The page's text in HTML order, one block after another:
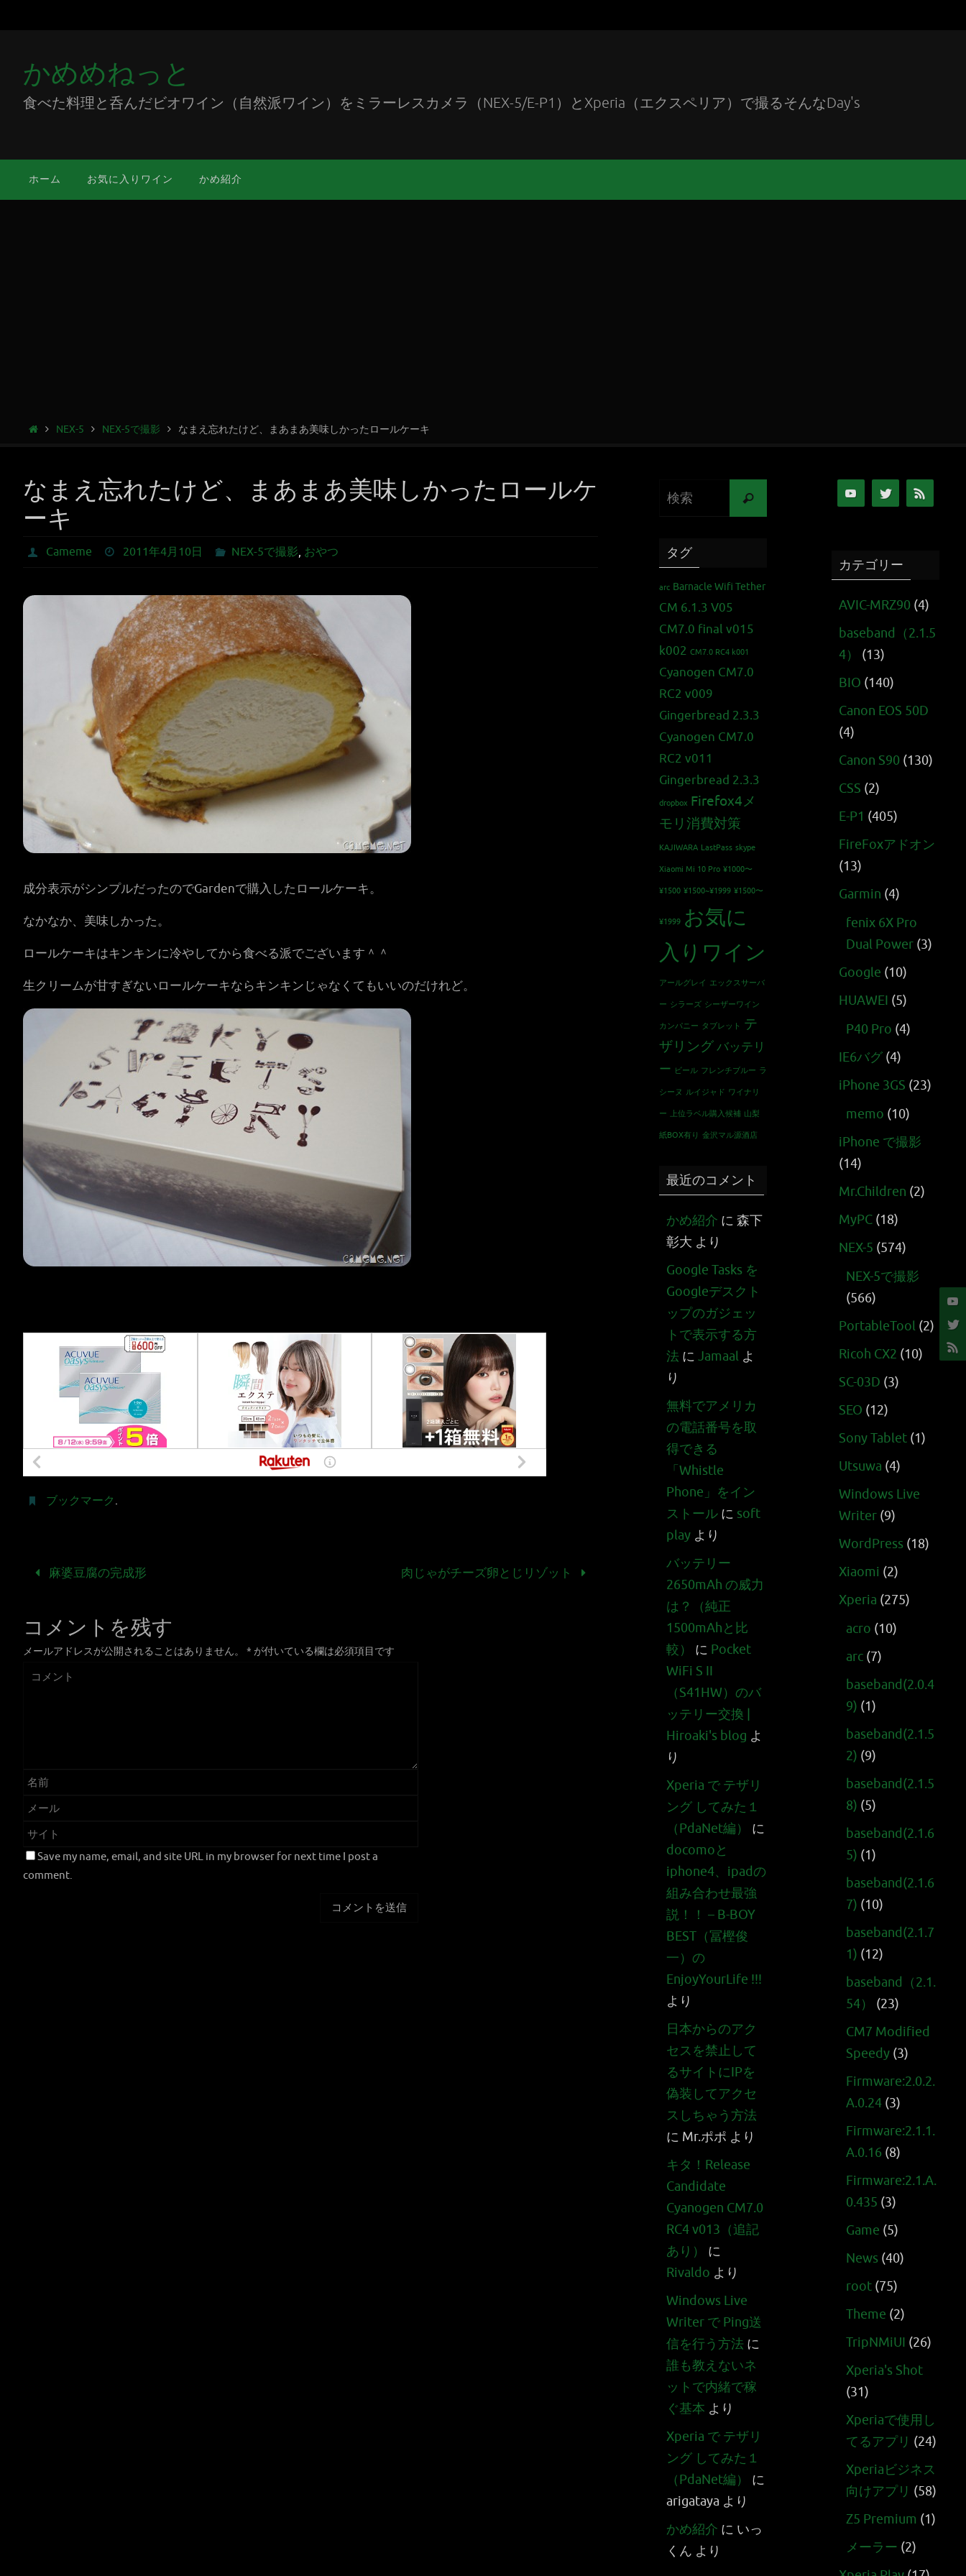
かめめねっと
食べた料理と呑んだビオワイン（自然派ワイン）をミラーレスカメラ（NEX-5/E-P1）とXperia（エクスペリア）で撮るそんなDay's
ホーム お気に入りワイン かめ紹介
NEX-5 NEX-5で撮影 なまえ忘れたけど、まあまあ美味しかったロールケーキ
なまえ忘れたけど、まあまあ美味しかったロールケ
ーキ
Cameme 2011年4月10日 NEX-5で撮影, おやつ
成分表示がシンプルだったのでGardenで購入したロールケーキ。
なかなか、美味しかった。
ロールケーキはキンキンに冷やしてから食べる派でございます＾＾
生クリームが甘すぎないロールケーキならキンキンじゃなくてもいいのだけれど。
ブックマーク .
麻婆豆腐の完成形 肉じゃがチーズ卵とじリゾット
コメントを残す
メールアドレスが公開されることはありません。 * が付いている欄は必須項目です
Save my name, email, and site URL in my browser for next time I post a
comment.
タグ
arc Barnacle Wifi Tether
CM 6.1.3 V05
CM7.0 final v015
k002 CM7.0 RC4 k001
Cyanogen CM7.0
RC2 v009
Gingerbread 2.3.3
Cyanogen CM7.0
RC2 v011
Gingerbread 2.3.3
dropbox Firefox4メ
モリ消費対策
KAJIWARA LastPass skype
Xiaomi Mi 10 Pro ¥1000〜
¥1500 ¥1500~¥1999 ¥1500〜
¥1999 お気に
入りワイン
アールグレイ エックスサーバ
ー シラーズ シーザーワイン
カンパニー タブレット
テ
ザリングバッテリ
ー ビール フレンチブルー ラ
シーヌ ルイジャド ワイナリ
ー 上位ラベル購入候補 山梨
紙BOX有り 金沢マル源酒店
最近のコメント
かめ紹介 に 森下
彰大 より
Google Tasks を
Googleデスクト
ップのガジェッ
トで表示する方
法 に Jamaal よ
り
無料でアメリカ
の電話番号を取
得できる
「Whistle
Phone」をイン
ストール に soft
play より
バッテリー
2650mAh の威力
は？（純正
1500mAhと比
較）
に Pocket
WiFi S II
（S41HW）のバ
ッテリー交換 |
Hiroaki's blog よ
り
Xperia で テザリ
ング してみた１
（PdaNet編）
に
docomoと
iphone4、ipadの
組み合わせ最強
説！！ – B-BOY
BEST（冨樫俊
一）の
EnjoyYourLife !!!
より
日本からのアク
セスを禁止して
るサイトにIPを
偽装してアクセ
スしちゃう方法
に Mr.ポポ より
キタ！Release
Candidate
Cyanogen CM7.0
RC4 v013（追記
あり）
に
Rivaldo より
Windows Live
Writer で Ping送
信を行う方法 に
誰も教えないネ
ットで内緒で稼
ぐ基本 より
Xperia で テザリ
ング してみた１
（PdaNet編）
に
arigataya より
かめ紹介 に いっ
くん より
カテゴリー
AVIC-MRZ90 (4)
baseband（2.1.5
4）
(13)
BIO (140)
Canon EOS 50D
(4)
Canon S90 (130)
CSS (2)
E-P1 (405)
FireFoxアドオン
(13)
Garmin (4)
fenix 6X Pro
Dual Power (3)
Google (10)
HUAWEI (5)
P40 Pro (4)
IE6バグ (4)
iPhone 3GS (23)
memo (10)
iPhone で撮影
(14)
Mr.Children (2)
MyPC (18)
NEX-5 (574)
NEX-5で撮影
(566)
PortableTool (2)
Ricoh CX2 (10)
SC-03D (3)
SEO (12)
Sony Tablet (1)
Utsuwa (4)
Windows Live
Writer (9)
WordPress (18)
Xiaomi (2)
Xperia (275)
acro (10)
arc (7)
baseband(2.0.4
9) (1)
baseband(2.1.5
2) (9)
baseband(2.1.5
8) (5)
baseband(2.1.6
5) (1)
baseband(2.1.6
7) (10)
baseband(2.1.7
1) (12)
baseband（2.1.
54）
(23)
CM7 Modified
Speedy (3)
Firmware:2.0.2.
A.0.24 (3)
Firmware:2.1.1.
A.0.16 (8)
Firmware:2.1.A.
0.435 (3)
Game (5)
News (40)
root (75)
Theme (2)
TripNMiUI (26)
Xperia's Shot
(31)
Xperiaで使用し
てるアプリ (24)
Xperiaビジネス
向けアプリ (58)
Z5 Premium (1)
メーラー (2)